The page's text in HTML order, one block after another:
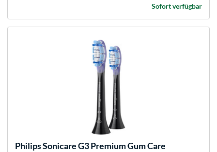
Sofort verfügbar
PhilipsSonicare G3 Premium Gum Care